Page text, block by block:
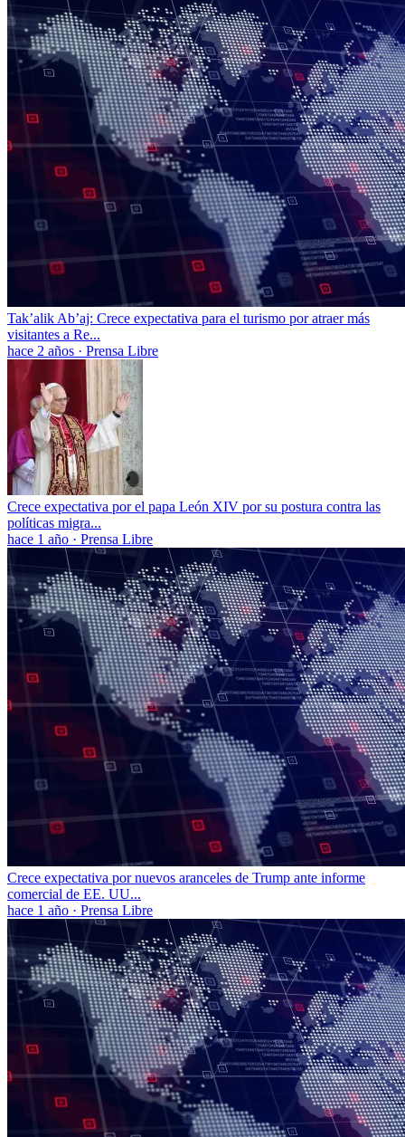
Tak’alik Ab’aj: Crece expectativa para el turismo por atraer más
visitantes a Re...
hace 2 años · Prensa Libre
Crece expectativa por el papa León XIV por su postura contra las
políticas migra...
hace 1 año · Prensa Libre
Crece expectativa por nuevos aranceles de Trump ante informe
comercial de EE. UU...
hace 1 año · Prensa Libre